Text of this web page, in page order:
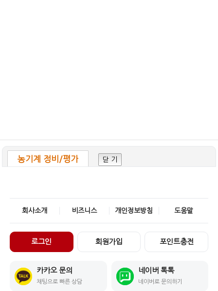
농기계 정비/평가 닫 기
회사소개 비즈니스 개인정보방침 도움말
로그인 회원가입 포인트충전
카카오 문의
채팅으로 빠른 상담
네이버 톡톡
네이버로 문의하기